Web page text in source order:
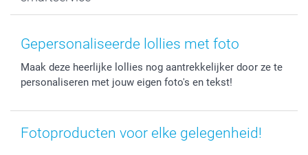
Stickers en Etiketten
Fotokaders, Decoratie en Snoepjes
Fotokalenders & Fotoagenda's
Geschenken voor hem
Afstuderen
Moederdag
Vaderdag
Verjaardag
Geboorte
Voorwaarden
Herroepingsrecht
Klachtenregeling
Wettelijke garantie
Privacybeleid
Cookiebeleid
Prijslijst
smartgarantie
smartbonus
Betalingsmogelijkheden
Grote bestellingen
Levering
Mijn orderstatus
smartfriends
Gepersonaliseerde lollies met foto
Maak deze heerlijke lollies nog aantrekkelijker door ze te
personaliseren met jouw eigen foto's en tekst!
Fotoproducten voor elke gelegenheid!